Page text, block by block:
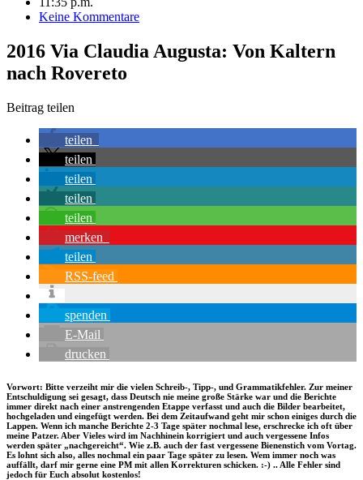
Keine Kommentare
2016 Via Claudia Augusta: Von Kaltern
nach Rovereto
Beitrag teilen
teilen
teilen
teilen
teilen
teilen
merken
teilen
RSS-feed
spenden
E-Mail
drucken
Vorwort: Bitte verzeiht mir die vielen Schreib-, Tipp-, und Grammatikfehler. Zur meiner
Entschuldigung sei gesagt, dass Deutsch nie meine große Stärke war und die Berichte
immer direkt nach einer anstrengenden Etappe verfasst und auch die Bilder bearbeitet,
hochgeladen und eingefügt werden. Bei dem Zeitaufwand geht mir schon einiges durch die
Lappen. Wenn ich manche Berichte 2-3 Tage später nochmal lese, erschrecke ich oft über
meine Patzer. Aber Vieles wird im Nachhinein korrigiert und auch vergessene Infos
werden später „nachgereicht“. Wie z.B. auch der fast vergessene Bienenstich vom Vortag.
Es lohnt sich also, alles nochmal ein paar Tage später zu lesen. Wem immer noch was
auffällt, darf mir gerne eine PM mit allen Korrekturen schicken. :-) .. Alle Fehler sind
jedoch für Euch absolut kostenlos!